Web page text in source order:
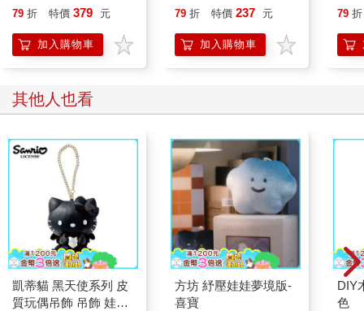
就告訴我這些事
79 折 特價 379 元
加入購物車
行動」打開大腦的行動
「行動派」的37個科
學方法
79 折 特價 237 元
加入購物車
79 折
其他人也看
凱蒂貓 黑天使系列 皮
質玩偶吊飾 吊飾 娃娃
方坊 紓壓娃娃夢境版-
喜寶
DIY
色